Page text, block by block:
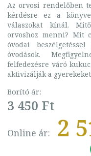
Az orvosi rendelőben
kérdésre ez a
válaszokat kínál.
orvoshoz menni? Mit
óvodai
óvodások.
felfedezésre váró
aktivizálják a
Borító ár:
3 450 Ft
Online ár: 2